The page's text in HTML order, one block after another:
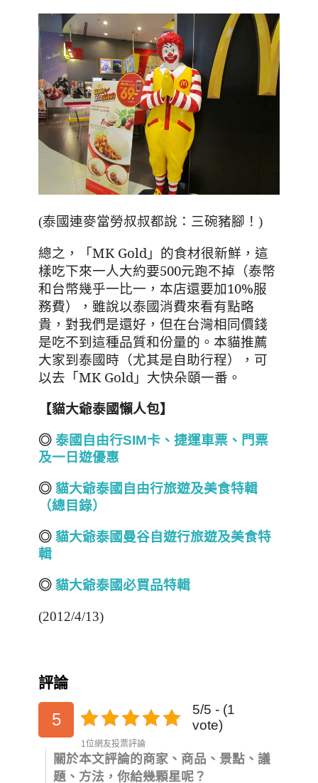
(泰國連麥當勞叔叔都說：三碗豬腳！)
總之，「MK Gold」的食材很新鮮，這
樣吃下來一人大約要500元跑不掉（泰幣
和台幣幾乎一比一，本店還要加10%服
務費），雖說以泰國消費來看有點略
貴，對我們是還好，但在台灣相同價錢
是吃不到這種品質和份量的。本貓推薦
大家到泰國時（尤其是自助行程），可
以去「MK Gold」大快朵頤一番。
【貓大爺泰國懶人包】
◎ 泰國自由行SIM卡、捷運車票、門票
及一日遊優惠
◎ 貓大爺泰國自由行旅遊及美食特輯
（總目錄）
◎ 貓大爺泰國曼谷自遊行旅遊及美食特
輯
◎ 貓大爺泰國必買品特輯
(2012/4/13)
評論
5
5/5 - (1
vote)
1位網友投票評論
關於本文評論的商家、商品、景點、議
題、方法，你給幾顆星呢？